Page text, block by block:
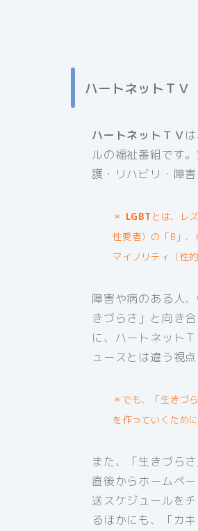
ハートネットＴＶ
ハートネットＴＶ
ルの福祉番組です
護・リハビリ・障
＊ LGBT とは、レ
性愛者）の「B」
マイノリティ（性
障害や病のある人
きづらさ」と向き
に、ハートネット
ュースとは違う視
＊でも、「生きづ
を作っていくため
また、「生きづら
直後からホームペ
送スケジュールを
るほかにも、「カ